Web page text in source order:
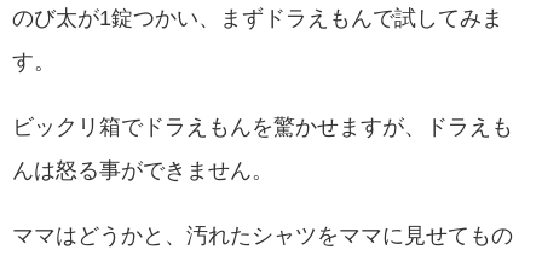
のび太が1錠つかい、まずドラえもんで試してみま
す。
ビックリ箱でドラえもんを驚かせますが、ドラえも
んは怒る事ができません。
ママはどうかと、汚れたシャツをママに見せてもの